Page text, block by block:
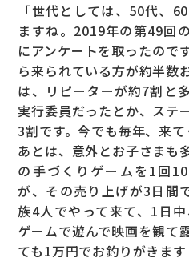
「世代としては、50代、
ますね。2019年の第49回
にアンケートを取ったので
ら来られている方が約半数
は、リピーターが約7割と
実行委員だったとか、ステ
3割です。今でも毎年、来て
あとは、意外とお子さまも
の手づくりゲームを1回
が、その売り上げが3日間
族4人でやって来て、1日
ゲームで遊んで映画を観て
ても1万円でお釣りがきます